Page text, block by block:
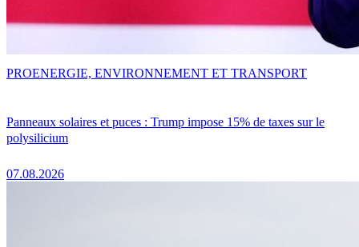
Panneaux solaires et puces : Trump impose 15% de taxes sur le
polysilicium
07.08.2026
PROENERGIE, ENVIRONNEMENT ET TRANSPORT